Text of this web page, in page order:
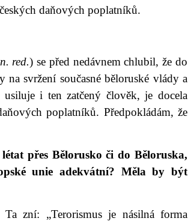
daňových poplatníků.
red.) se před nedávnem chlubil, že do
svržení současné běloruské vlády a
i ten zatčený člověk, je docela
poplatníků. Předpokládám, že
přes Bělorusko či do Běloruska,
unie adekvátní? Měla by být
zní: „Terorismus je násilná forma